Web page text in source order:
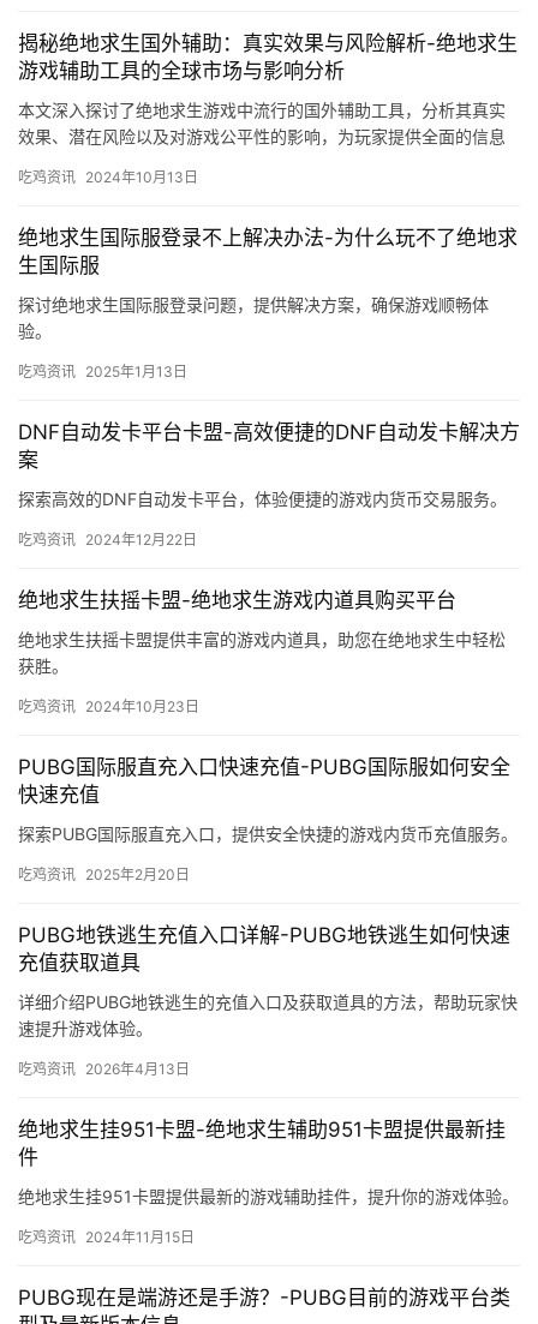
揭秘绝地求生国外辅助：真实效果与风险解析-绝地求生
游戏辅助工具的全球市场与影响分析
本文深入探讨了绝地求生游戏中流行的国外辅助工具，分析其真实
效果、潜在风险以及对游戏公平性的影响，为玩家提供全面的信息
吃鸡资讯 2024年10月13日
绝地求生国际服登录不上解决办法-为什么玩不了绝地求
生国际服
探讨绝地求生国际服登录问题，提供解决方案，确保游戏顺畅体
验。
吃鸡资讯 2025年1月13日
DNF自动发卡平台卡盟-高效便捷的DNF自动发卡解决方
案
探索高效的DNF自动发卡平台，体验便捷的游戏内货币交易服务。
吃鸡资讯 2024年12月22日
绝地求生扶摇卡盟-绝地求生游戏内道具购买平台
绝地求生扶摇卡盟提供丰富的游戏内道具，助您在绝地求生中轻松
获胜。
吃鸡资讯 2024年10月23日
PUBG国际服直充入口快速充值-PUBG国际服如何安全
快速充值
探索PUBG国际服直充入口，提供安全快捷的游戏内货币充值服务。
吃鸡资讯 2025年2月20日
PUBG地铁逃生充值入口详解-PUBG地铁逃生如何快速
充值获取道具
详细介绍PUBG地铁逃生的充值入口及获取道具的方法，帮助玩家快
速提升游戏体验。
吃鸡资讯 2026年4月13日
绝地求生挂951卡盟-绝地求生辅助951卡盟提供最新挂
件
绝地求生挂951卡盟提供最新的游戏辅助挂件，提升你的游戏体验。
吃鸡资讯 2024年11月15日
PUBG现在是端游还是手游？-PUBG目前的游戏平台类